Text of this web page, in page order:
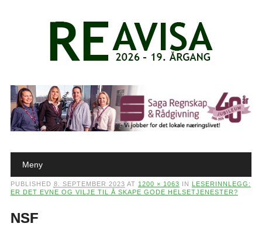
Main menu
Meny
PUBLISHED 8. SEPTEMBER 2023 AT 1200 × 1063 IN
LESERINNLEGG:
ER DET EVNE OG VILJE TIL Å SKAPE GODE HELSETJENESTER?
NSF